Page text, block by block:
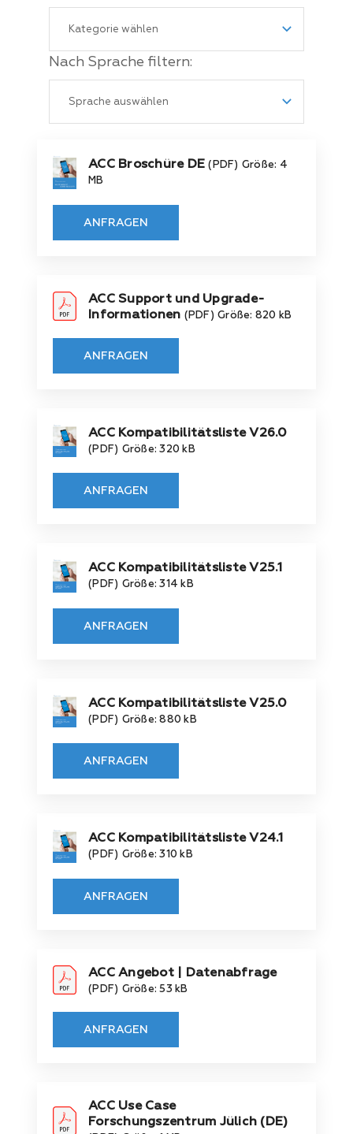
Nach Sprache filtern:
ACC Broschüre DE(PDF) Größe: 4
MB
ANFRAGEN
ACC Support und Upgrade-
Informationen (PDF) Größe: 820 kB
ANFRAGEN
ACC Kompatibilitätsliste V26.0
(PDF) Größe: 320 kB
ANFRAGEN
ACC Kompatibilitätsliste V25.1
(PDF) Größe: 314 kB
ANFRAGEN
ACC Kompatibilitätsliste V25.0
(PDF) Größe: 880 kB
ANFRAGEN
ACC Kompatibilitätsliste V24.1
(PDF) Größe: 310 kB
ANFRAGEN
ACC Angebot | Datenabfrage
(PDF) Größe: 53 kB
ANFRAGEN
ACC Use Case
Forschungszentrum Jülich (DE)